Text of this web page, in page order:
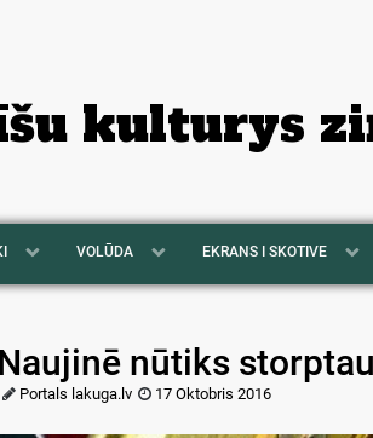
kulturys
VOLŪDA EKRANS I SKOTIVE
Naujinē nūtiks
Portals lakuga.lv 17 Oktobris 2016